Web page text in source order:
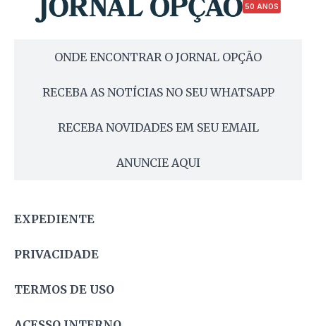
50 ANOS
ONDE ENCONTRAR O JORNAL OPÇÃO
RECEBA AS NOTÍCIAS NO SEU WHATSAPP
RECEBA NOVIDADES EM SEU EMAIL
ANUNCIE AQUI
EXPEDIENTE
PRIVACIDADE
TERMOS DE USO